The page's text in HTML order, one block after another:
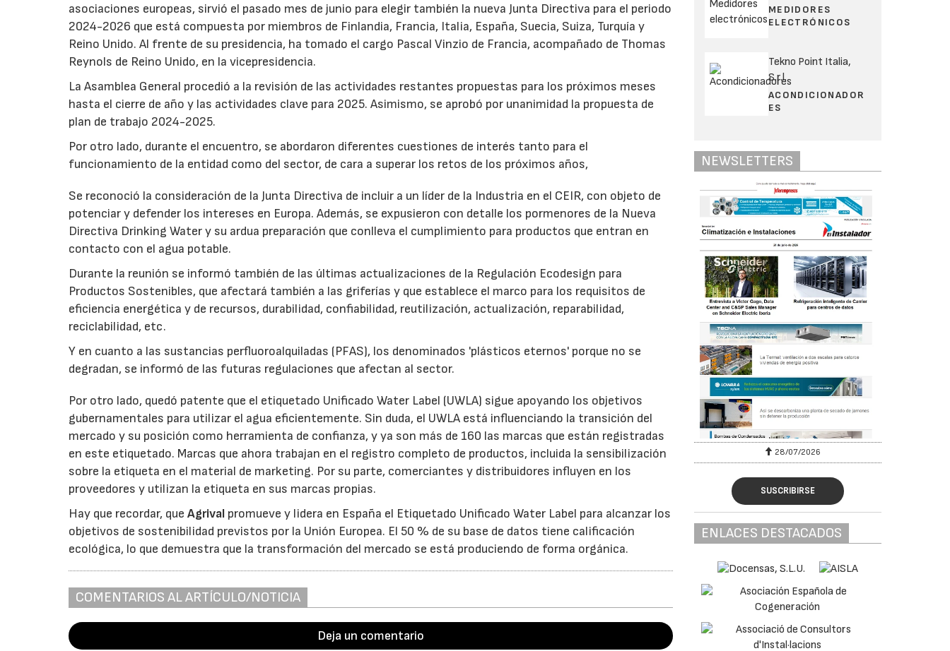
asociaciones europeas, sirvió el pasado mes de junio para elegir también la nueva Junta Directiva para el periodo
2024-2026 que está compuesta por miembros de Finlandia, Francia, Italia, España, Suecia, Suiza, Turquía y
Reino Unido. Al frente de su presidencia, ha tomado el cargo Pascal Vinzio de Francia, acompañado de Thomas
Reynols de Reino Unido, en la vicepresidencia.
La Asamblea General procedió a la revisión de las actividades restantes propuestas para los próximos meses
hasta el cierre de año y las actividades clave para 2025. Asimismo, se aprobó por unanimidad la propuesta de
plan de trabajo 2024-2025.
Por otro lado, durante el encuentro, se abordaron diferentes cuestiones de interés tanto para el
funcionamiento de la entidad como del sector, de cara a superar los retos de los próximos años,
Se reconoció la consideración de la Junta Directiva de incluir a un líder de la Industria en el CEIR, con objeto de
potenciar y defender los intereses en Europa. Además, se expusieron con detalle los pormenores de la Nueva
Directiva Drinking Water y su ardua preparación que conlleva el cumplimiento para productos que entran en
contacto con el agua potable.
Durante la reunión se informó también de las últimas actualizaciones de la Regulación Ecodesign para
Productos Sostenibles, que afectará también a las griferías y que establece el marco para los requisitos de
eficiencia energética y de recursos, durabilidad, confiabilidad, reutilización, actualización, reparabilidad,
reciclabilidad, etc.
Y en cuanto a las sustancias perfluoroalquiladas (PFAS), los denominados 'plásticos eternos' porque no se
degradan, se informó de las futuras regulaciones que afectan al sector.
Por otro lado, quedó patente que el etiquetado Unificado Water Label (UWLA) sigue apoyando los objetivos
gubernamentales para utilizar el agua eficientemente. Sin duda, el UWLA está influenciando la transición del
mercado y su posición como herramienta de confianza, y ya son más de 160 las marcas que están registradas
en este etiquetado. Marcas que ahora trabajan en el registro completo de productos, incluida la sensibilización
sobre la etiqueta en el material de marketing. Por su parte, comerciantes y distribuidores influyen en los
proveedores y utilizan la etiqueta en sus marcas propias.
Hay que recordar, queAgrival promueve y lidera en España el Etiquetado Unificado Water Label para alcanzar los
objetivos de sostenibilidad previstos por la Unión Europea. El 50 % de su base de datos tiene calificación
ecológica, lo que demuestra que la transformación del mercado se está produciendo de forma orgánica.
COMENTARIOS AL ARTÍCULO/NOTICIA
Deja un comentario
MEDIDORES
ELECTRÓNICOS
Tekno Point Italia,
S.r.l.
ACONDICIONADOR
ES
NEWSLETTERS
28/07/2026 30/07/2026 28/07/2026
SUSCRIBIRSE
ENLACES DESTACADOS